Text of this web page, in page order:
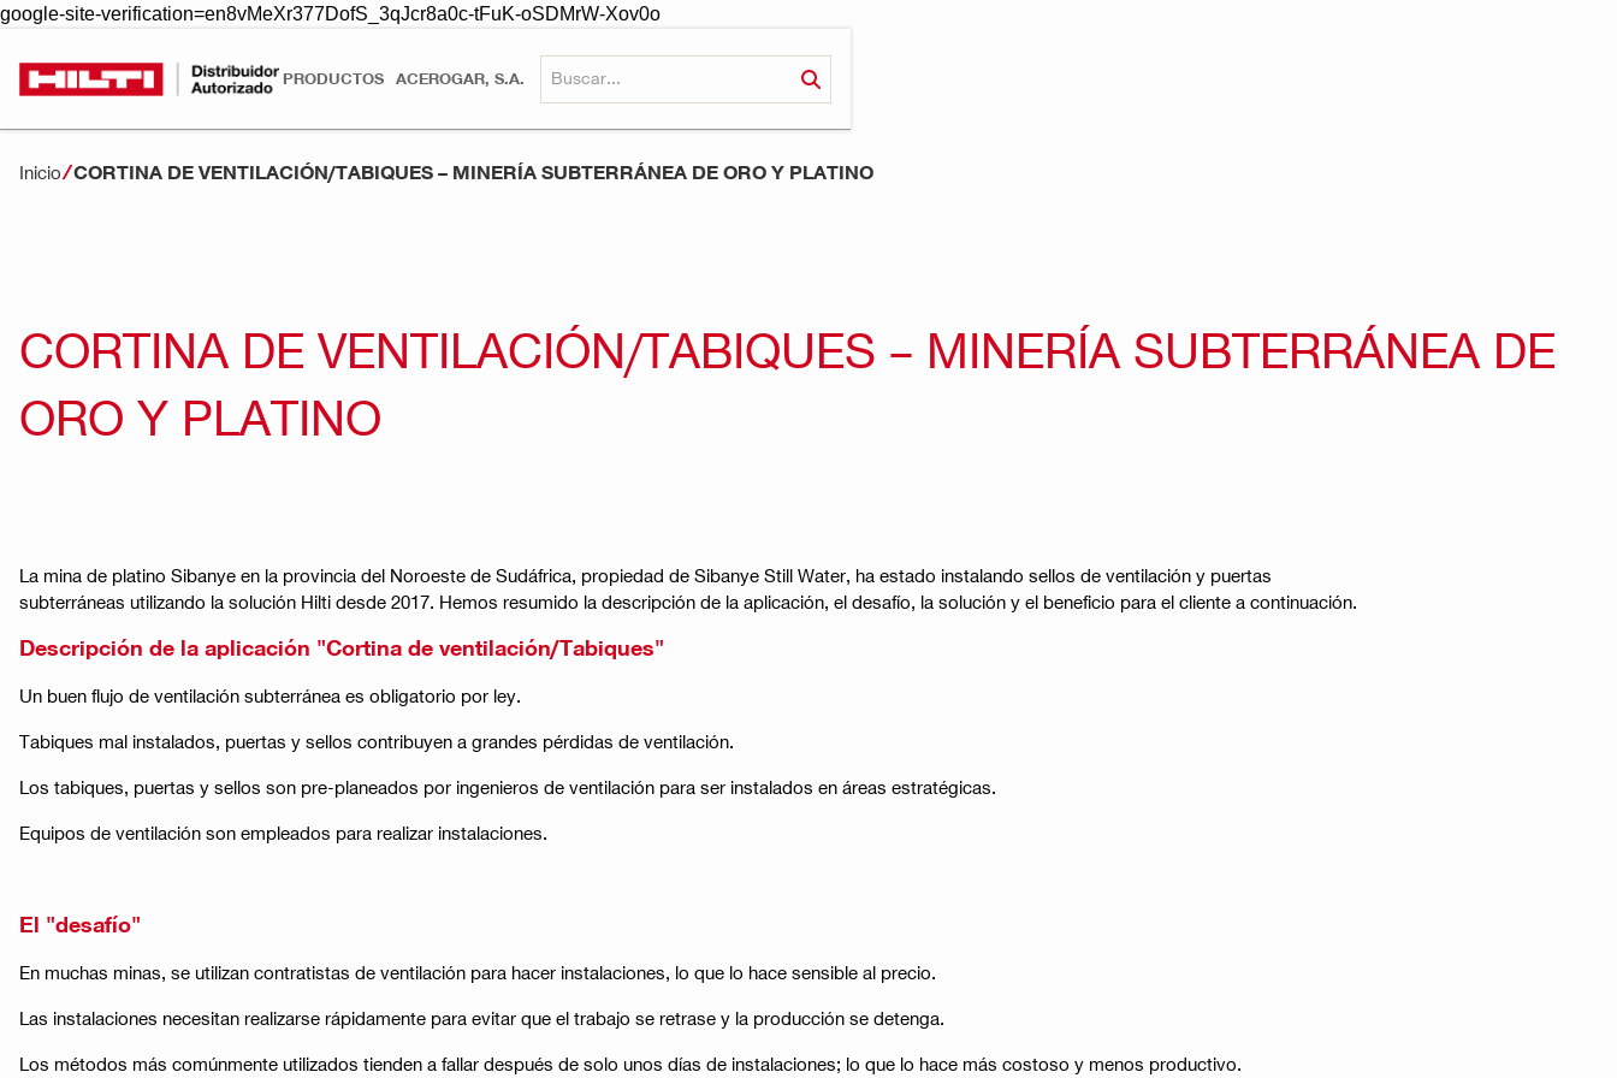
google-site-verification=en8vMeXr377DofS_3qJcr8a0c-tFuK-oSDMrW-Xov0o
PRODUCTOS ACEROGAR, S.A.
Inicio CORTINA DE VENTILACIÓN/TABIQUES – MINERÍA SUBTERRÁNEA DE ORO Y PLATINO
CORTINA DE VENTILACIÓN/TABIQUES – MINERÍA SUBTERRÁNEA DE
ORO Y PLATINO
La mina de platino Sibanye en la provincia del Noroeste de Sudáfrica, propiedad de Sibanye Still Water, ha estado instalando sellos de ventilación y puertas
subterráneas utilizando la solución Hilti desde 2017. Hemos resumido la descripción de la aplicación, el desafío, la solución y el beneficio para el cliente a continuación.
Descripción de la aplicación "Cortina de ventilación/Tabiques"
Un buen flujo de ventilación subterránea es obligatorio por ley.
Tabiques mal instalados, puertas y sellos contribuyen a grandes pérdidas de ventilación.
Los tabiques, puertas y sellos son pre-planeados por ingenieros de ventilación para ser instalados en áreas estratégicas.
Equipos de ventilación son empleados para realizar instalaciones.
El "desafío"
En muchas minas, se utilizan contratistas de ventilación para hacer instalaciones, lo que lo hace sensible al precio.
Las instalaciones necesitan realizarse rápidamente para evitar que el trabajo se retrase y la producción se detenga.
Los métodos más comúnmente utilizados tienden a fallar después de solo unos días de instalaciones; lo que lo hace más costoso y menos productivo.